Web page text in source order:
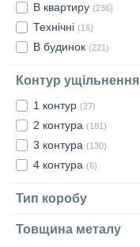
В квартиру (236)
Технічні (16)
В будинок (221)
Контур ущільнення
1 контур (27)
2 контура (181)
3 контура (130)
4 контура (6)
Тип коробу
Товщина металу